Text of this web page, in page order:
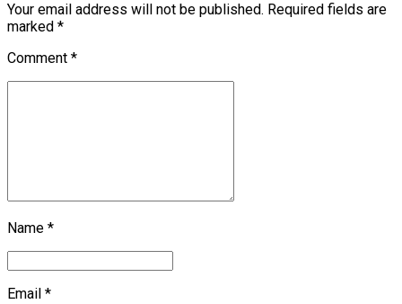
Your email address will not be published. Required fields are
marked *
Comment *
Name *
Email *